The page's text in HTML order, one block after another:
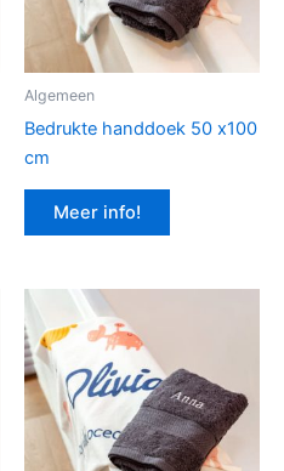
Algemeen
Bedrukte handdoek 50 x100
cm
Meer info!